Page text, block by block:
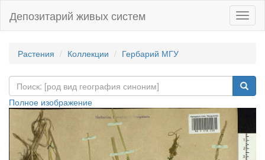
Депозитарий живых систем
Растения Коллекции Гербарий МГУ
Полное изображение